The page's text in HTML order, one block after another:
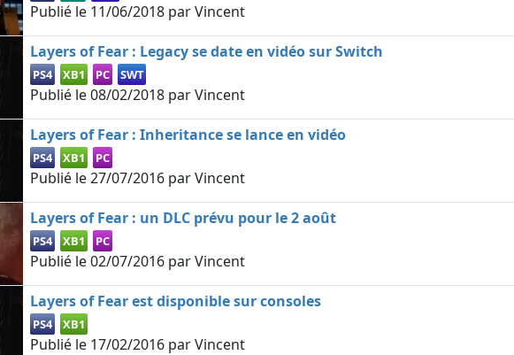
Publié le 11/06/2018 par Vincent
Layers of Fear : Legacy se date en vidéo sur Switch
PS4 XB1 PC SWT
Publié le08/02/2018 par Vincent
Layers of Fear : Inheritance se lance en vidéo
PS4 XB1 PC
Publié le27/07/2016 par Vincent
Layers of Fear : un DLC prévu pour le 2 août
PS4 XB1 PC
Publié le02/07/2016 par Vincent
Layers of Fear est disponible sur consoles
PS4 XB1
Publié le 17/02/2016 par Vincent